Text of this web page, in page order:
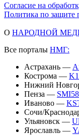
Согласие на
Политика по защите
О НАРОДНОЙ
Все порталы НМГ:
Астрахань —
Кострома —
Нижний
Пенза —
Иваново —
Сочи/
Ульяновск —
Ярославль —